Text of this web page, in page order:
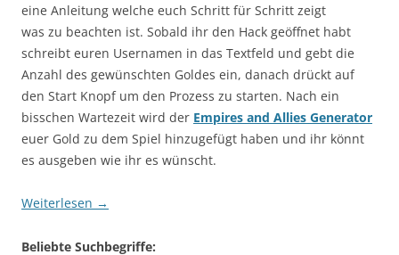
eine Anleitung welche euch Schritt für Schritt zeigt
was zu beachten ist. Sobald ihr den Hack geöffnet habt
schreibt euren Usernamen in das Textfeld und gebt die
Anzahl des gewünschten Goldes ein, danach drückt auf
den Start Knopf um den Prozess zu starten. Nach ein
bisschen Wartezeit wird der Empires and Allies Generator
euer Gold zu dem Spiel hinzugefügt haben und ihr könnt
es ausgeben wie ihr es wünscht.
Weiterlesen →
Beliebte Suchbegriffe: